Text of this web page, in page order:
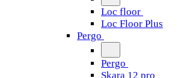
Loc floor
Loc Floor Plus
Pergo
Pergo
Skara 12 pro